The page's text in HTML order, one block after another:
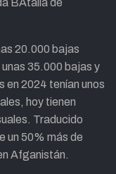
20.000 bajas
35.000 bajas y
en 2024 tenían unos
hoy tienen
Traducido
un 50% más de
Afganistán.